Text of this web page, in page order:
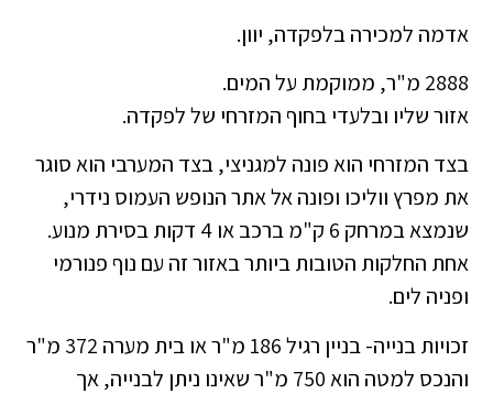
אדמה למכירה בלפקדה, יוון.
2888 מ"ר, ממוקמת על המים.
אזור שליו ובלעדי בחוף המזרחי של לפקדה.
בצד המזרחי הוא פונה למגניצי, בצד המערבי הוא סוגר
את מפרץ ווליכו ופונה אל אתר הנופש העמוס נידרי,
שנמצא במרחק 6 ק"מ ברכב או 4 דקות בסירת מנוע.
אחת החלקות הטובות ביותר באזור זה עם נוף פנורמי
ופניה לים.
זכויות בנייה- בניין רגיל 186 מ"ר או בית מערה 372 מ"ר
והנכס למטה הוא 750 מ"ר שאינו ניתן לבנייה, אך